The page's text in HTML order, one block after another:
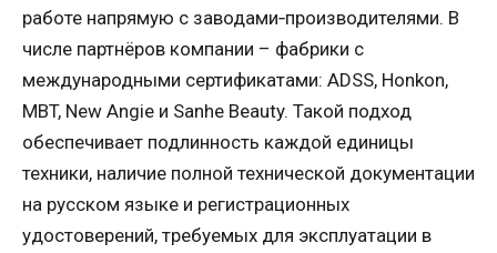
работе напрямую с заводами‑производителями. В
числе партнёров компании – фабрики с
международными сертификатами: ADSS, Honkon,
MBT, New Angie и Sanhe Beauty. Такой подход
обеспечивает подлинность каждой единицы
техники, наличие полной технической документации
на русском языке и регистрационных
удостоверений, требуемых для эксплуатации в